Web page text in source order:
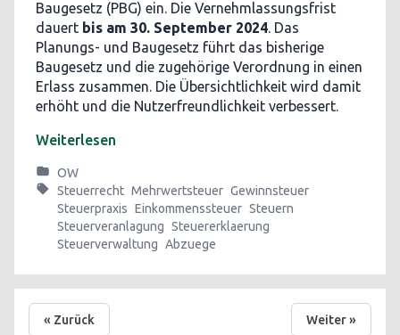
Baugesetz (PBG) ein. Die Vernehmlassungsfrist
dauert bis am 30. September 2024. Das
Planungs- und Baugesetz führt das bisherige
Baugesetz und die zugehörige Verordnung in einen
Erlass zusammen. Die Übersichtlichkeit wird damit
erhöht und die Nutzerfreundlichkeit verbessert.
Weiterlesen
OW
Steuerrecht Mehrwertsteuer Gewinnsteuer
Steuerpraxis Einkommenssteuer Steuern
Steuerveranlagung Steuererklaerung
Steuerverwaltung Abzuege
« Zurück Weiter »